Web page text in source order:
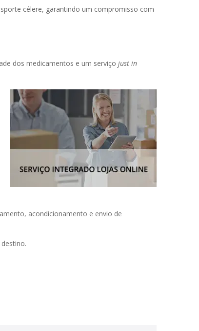
célere, garantindo um compromisso com
dos medicamentos e um serviço just in
acondicionamento e envio de